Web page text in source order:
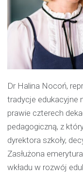
Dr Halina Nocoń,
tradycje edukacyjne
prawie czterech
pedagogiczną, z
dyrektora szkoły,
Zasłużona
wkładu w rozwój